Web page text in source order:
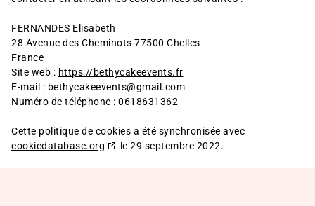
FERNANDES Elisabeth
28 Avenue des Cheminots 77500 Chelles
France
Site web : https://bethycakeevents.fr
E-mail : bethycakeevents@gmail.com
Numéro de téléphone : 0618631362
Cette politique de cookies a été synchronisée avec
cookiedatabase.org
le 29 septembre 2022.